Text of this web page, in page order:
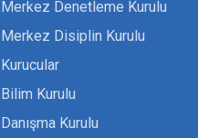
Merkez Denetleme Kurulu
Merkez Disiplin Kurulu
Kurucular
Bilim Kurulu
Danışma Kurulu